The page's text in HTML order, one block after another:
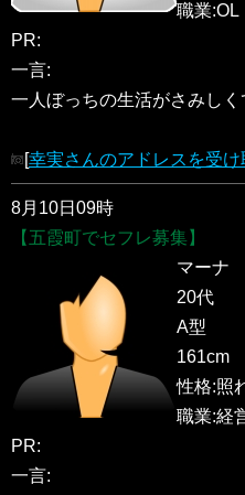
職業:OL
PR:
一言:
一人ぼっちの生活がさみし
[幸実さんのアドレスを受け
8月10日09時
【五霞町でセフレ募集】
マーナ
20代
A型
161cm
性格:照
職業:経
PR:
一言: